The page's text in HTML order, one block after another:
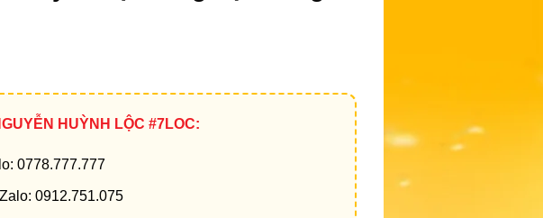
HUỲNH LỘC #7LOC:
0778.777.777
Zalo: 0912.751.075